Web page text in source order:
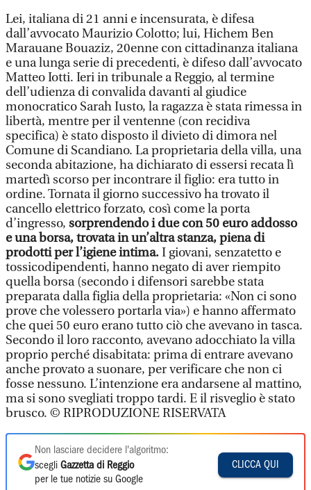
Lei, italiana di 21 anni e incensurata, è difesa
dall’avvocato Maurizio Colotto; lui, Hichem Ben
Marauane Bouaziz, 20enne con cittadinanza italiana
e una lunga serie di precedenti, è difeso dall’avvocato
Matteo Iotti. Ieri in tribunale a Reggio, al termine
dell’udienza di convalida davanti al giudice
monocratico Sarah Iusto, la ragazza è stata rimessa in
libertà, mentre per il ventenne (con recidiva
specifica) è stato disposto il divieto di dimora nel
Comune di Scandiano. La proprietaria della villa, una
seconda abitazione, ha dichiarato di essersi recata lì
martedì scorso per incontrare il figlio: era tutto in
ordine. Tornata il giorno successivo ha trovato il
cancello elettrico forzato, così come la porta
d’ingresso, sorprendendo i due con 50 euro addosso
e una borsa, trovata in un’altra stanza, piena di
prodotti per l’igiene intima.I giovani, senzatetto e
tossicodipendenti, hanno negato di aver riempito
quella borsa (secondo i difensori sarebbe stata
preparata dalla figlia della proprietaria: «Non ci sono
prove che volessero portarla via») e hanno affermato
che quei 50 euro erano tutto ciò che avevano in tasca.
Secondo il loro racconto, avevano adocchiato la villa
proprio perché disabitata: prima di entrare avevano
anche provato a suonare, per verificare che non ci
fosse nessuno. L’intenzione era andarsene al mattino,
ma si sono svegliati troppo tardi. E il risveglio è stato
brusco. © RIPRODUZIONE RISERVATA
Non lasciare decidere l'algoritmo:
scegli Gazzetta di Reggio
per le tue notizie su Google
CLICCA QUI